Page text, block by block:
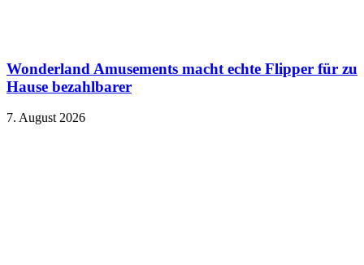
Wonderland Amusements macht echte Flipper für zu
Hause bezahlbarer
7. August 2026